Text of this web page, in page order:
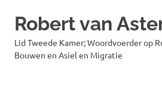
Robert van
Lid Tweede Kamer; Woordvoerder op
Bouwen en Asiel en Migratie